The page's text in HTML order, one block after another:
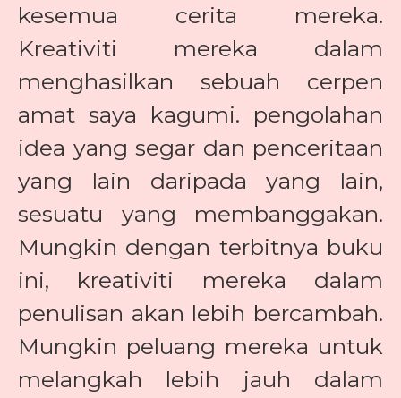
kesemua cerita mereka.
Kreativiti mereka dalam
menghasilkan sebuah cerpen
amat saya kagumi. pengolahan
idea yang segar dan penceritaan
yang lain daripada yang lain,
sesuatu yang membanggakan.
Mungkin dengan terbitnya buku
ini, kreativiti mereka dalam
penulisan akan lebih bercambah.
Mungkin peluang mereka untuk
melangkah lebih jauh dalam